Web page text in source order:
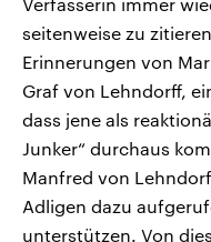
seitenweise zu
Erinnerungen von
Graf von Lehndorff,
dass jene als
Junker“ durchaus
Manfred von
Adligen dazu
unterstützen. Von